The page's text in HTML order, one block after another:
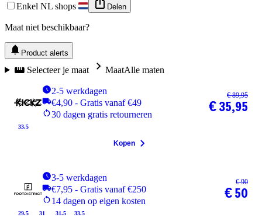
Enkel NL shops Delen
Maat niet beschikbaar?
Product alerts
Selecteer je maat MaatAlle maten
2-5 werkdagen
€4,90 - Gratis vanaf €49
30 dagen gratis retourneren
33.5
€ 89,95
€ 35,95
Kopen
3-5 werkdagen
€7,95 - Gratis vanaf €250
14 dagen op eigen kosten
29.5 31 31.5 33.5
€ 90
€ 50